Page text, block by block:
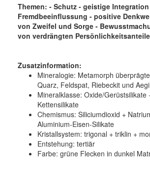
Themen: - Schutz - geistige
Fremdbeeinflussung - positive
von Zweifel und Sorge -
von verdrängten
Zusatzinformation:
Mineralogie: Metamorph
Quarz, Feldspat, Riebeckit und
Mineralklasse: Oxide/Gerüstsilikate
Kettensilikate
Chemismus: Siliciumdioxid +
Aluminium-Eisen-Silikate
Kristallsystem: trigonal + triklin +
Entstehung: tertiär
Farbe: grüne Flecken in dunkel